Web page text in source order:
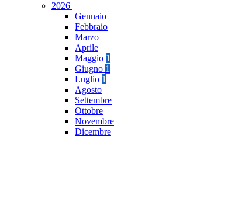
2026
Gennaio
Febbraio
Marzo
Aprile
Maggio 1
Giugno 1
Luglio 1
Agosto
Settembre
Ottobre
Novembre
Dicembre